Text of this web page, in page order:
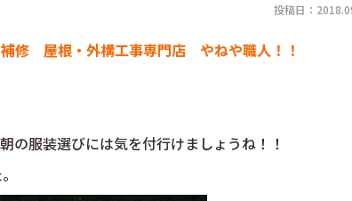
投稿日：
屋根・外構工事専門店 やねや職人！！
の服装選びには気を付行けましょうね！！